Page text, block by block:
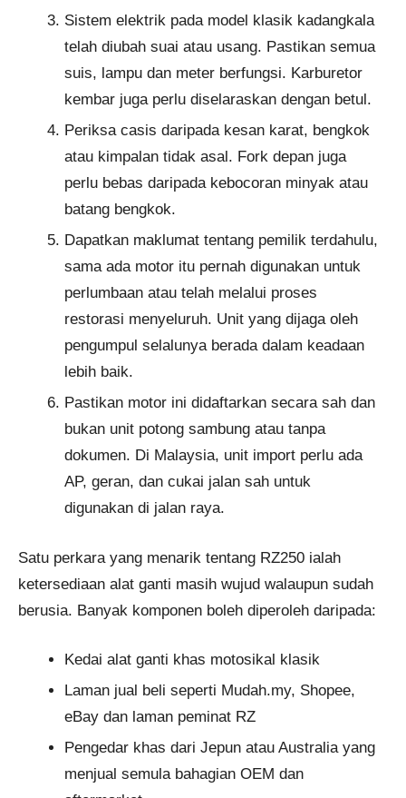
Sistem elektrik pada model klasik kadangkala
telah diubah suai atau usang. Pastikan semua
suis, lampu dan meter berfungsi. Karburetor
kembar juga perlu diselaraskan dengan betul.
Periksa casis daripada kesan karat, bengkok
atau kimpalan tidak asal. Fork depan juga
perlu bebas daripada kebocoran minyak atau
batang bengkok.
Dapatkan maklumat tentang pemilik terdahulu,
sama ada motor itu pernah digunakan untuk
perlumbaan atau telah melalui proses
restorasi menyeluruh. Unit yang dijaga oleh
pengumpul selalunya berada dalam keadaan
lebih baik.
Pastikan motor ini didaftarkan secara sah dan
bukan unit potong sambung atau tanpa
dokumen. Di Malaysia, unit import perlu ada
AP, geran, dan cukai jalan sah untuk
digunakan di jalan raya.
Satu perkara yang menarik tentang RZ250 ialah
ketersediaan alat ganti masih wujud walaupun sudah
berusia. Banyak komponen boleh diperoleh daripada:
Kedai alat ganti khas motosikal klasik
Laman jual beli seperti Mudah.my, Shopee,
eBay dan laman peminat RZ
Pengedar khas dari Jepun atau Australia yang
menjual semula bahagian OEM dan